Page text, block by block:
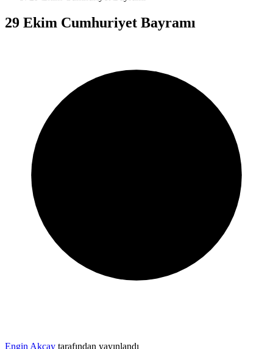
29 Ekim Cumhuriyet Bayramı
Engin Akçay tarafından yayınlandı